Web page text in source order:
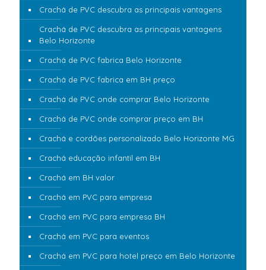
Crachá de PVC descubra as principais vantagens
Crachá de PVC descubra as principais vantagens
Belo Horizonte
Crachá de PVC fabrica Belo Horizonte
Crachá de PVC fabrica em BH preço
Crachá de PVC onde comprar Belo Horizonte
Crachá de PVC onde comprar preço em BH
Crachá e cordões personalizado Belo Horizonte MG
Crachá educação infantil em BH
Crachá em BH valor
Crachá em PVC para empresa
Crachá em PVC para empresa BH
Crachá em PVC para eventos
Crachá em PVC para hotel preço em Belo Horizonte